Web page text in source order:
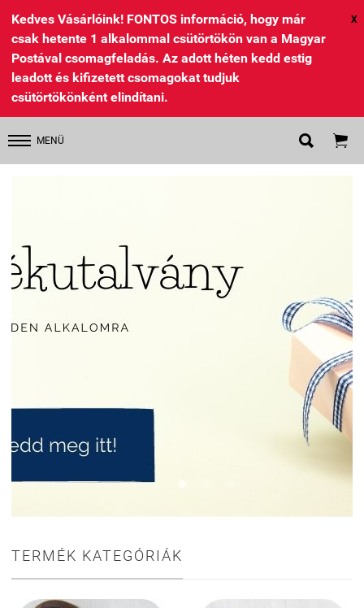
Kedves Vásárlóink! FONTOS információ, hogy már
csak hetente 1 alkalommal csütörtökön van a Magyar
Postával csomagfeladás. Az adott héten kedd estig
leadott és kifizetett csomagokat tudjuk
csütörtökönként elindítani.
X
MENÜ  
TERMÉK KATEGÓRIÁK